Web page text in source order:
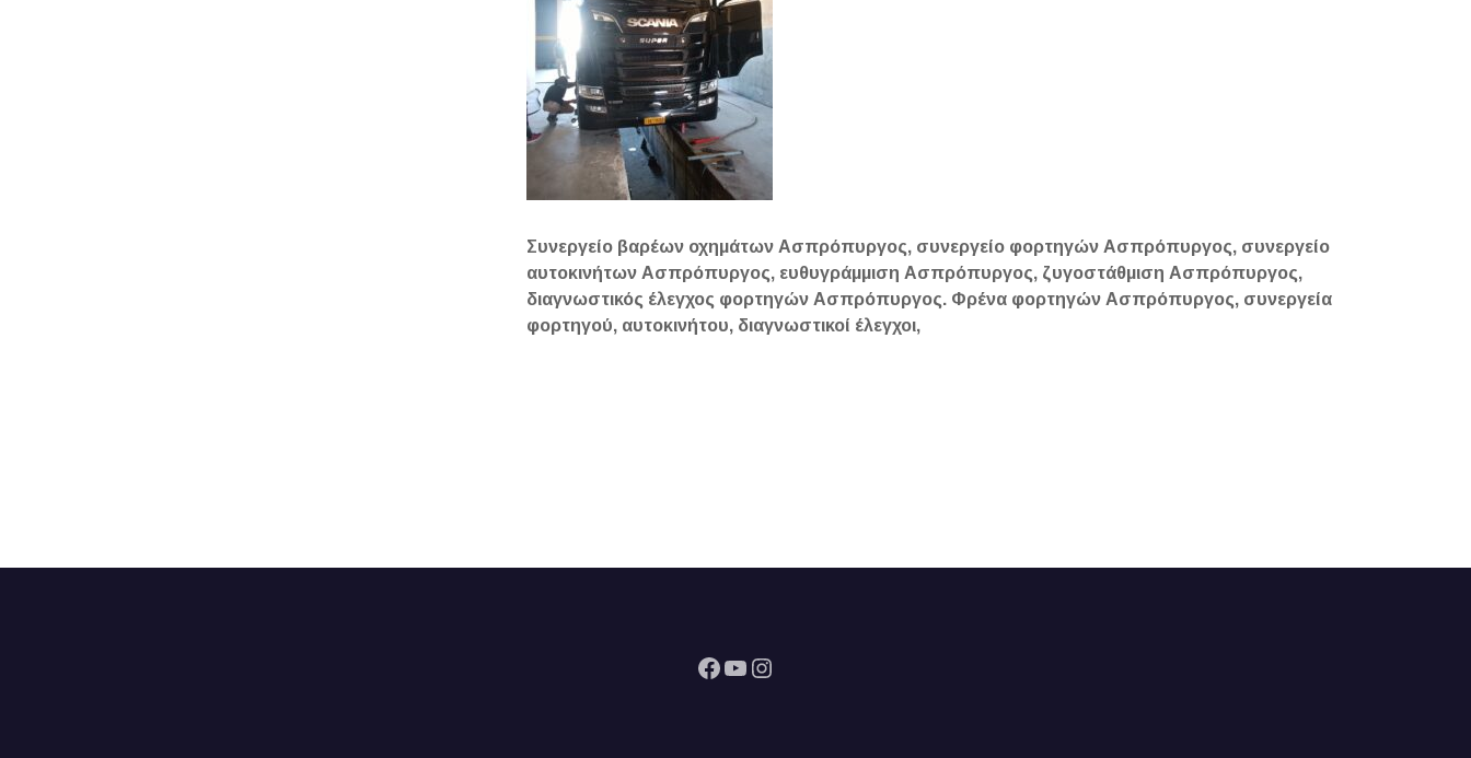
Συνεργείο βαρέων οχημάτων Ασπρόπυργος, συνεργείο φορτηγών Ασπρόπυργος, συνεργείο
αυτοκινήτων Ασπρόπυργος, ευθυγράμμιση Ασπρόπυργος, ζυγοστάθμιση Ασπρόπυργος,
διαγνωστικός έλεγχος φορτηγών Ασπρόπυργος. Φρένα φορτηγών Ασπρόπυργος, συνεργεία
φορτηγού, αυτοκινήτου, διαγνωστικοί έλεγχοι,
Facebook YouTube Instagram